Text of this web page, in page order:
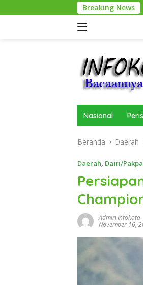
ke
Breaking News
Nasional
Beranda Daerah
Daerah, Dairi/
Admin Infokota
November 16,